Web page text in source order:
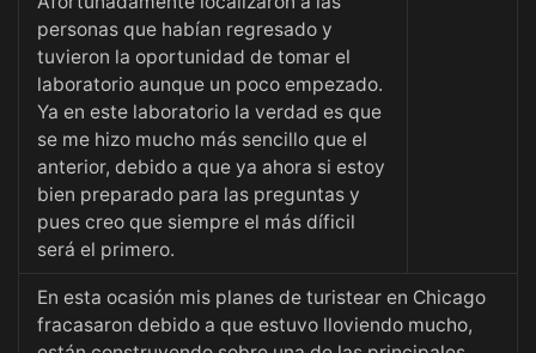
personas que habían regresado y
tuvieron la oportunidad de tomar el
laboratorio aunque un poco empezado.
Ya en este laboratorio la verdad es que
se me hizo mucho más sencillo que el
anterior, debido a que ya ahora si estoy
bien preparado para las preguntas y
pues creo que siempre el más díficil
será el primero.
En esta ocasión mis planes de turistear en Chicago
fracasaron debido a que estuvo lloviendo mucho,